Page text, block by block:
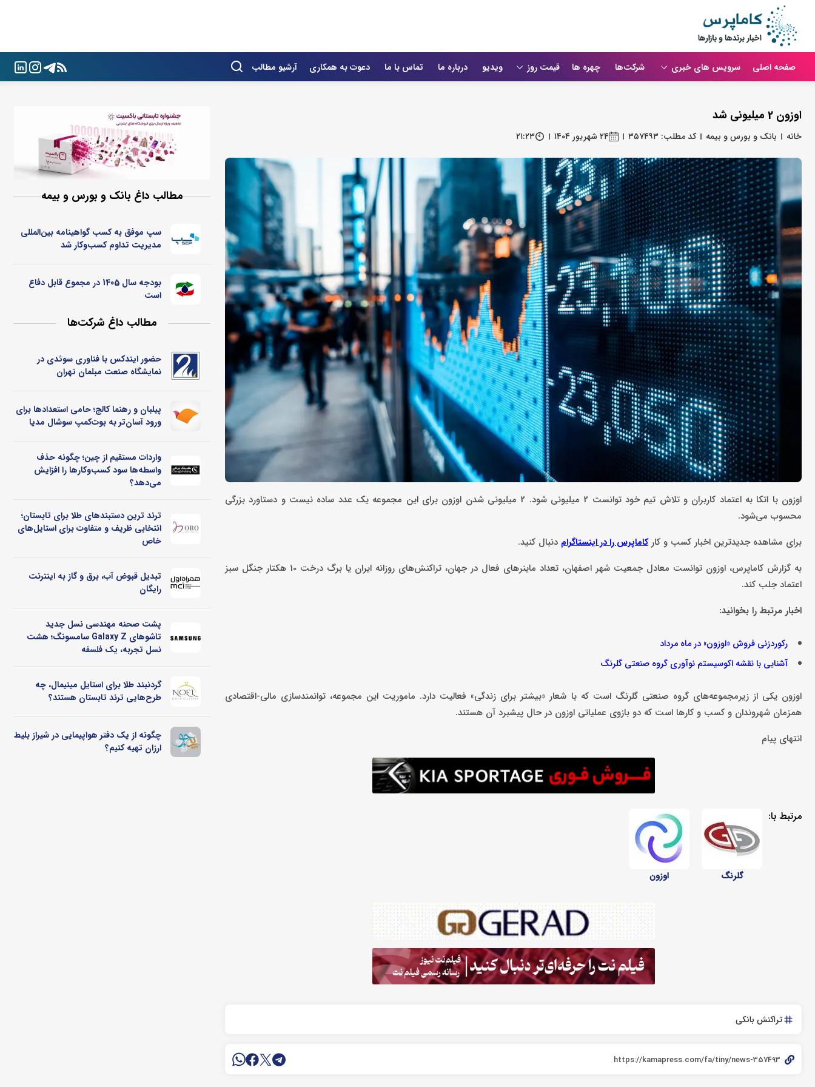
صفحه اصلی سرویس های خبری شرکت‌ها چهره ها قیمت روز ویدیو درباره ما تماس با ما دعوت به همکاری آرشیو مطالب
اوزون 2 میلیونی شد
خانه بانک و بورس و بیمه کد مطلب: ۳۵۷۴۹۳ ۲۴ شهریور ۱۴۰۴ ۲۱:۲۳
اوزون با اتکا به اعتماد کاربران و تلاش تیم خود توانست 2 میلیونی شود. 2 میلیونی شدن اوزون برای این مجموعه یک عدد ساده نیست و دستاورد بزرگی
محسوب می‌شود.
برای مشاهده جدیدترین اخبار کسب و کارکاماپرس را در اینستاگرام دنبال کنید.
به گزارش کاماپرس، اوزون توانست معادل جمعیت شهر اصفهان، تعداد ماینرهای فعال در جهان، تراکنش‌های روزانه ایران یا برگ درخت 10 هکتار جنگل سبز
اعتماد جلب کند.
اخبار مرتبط را بخوانید:
رکوردزنی فروش «اوزون» در ماه مرداد
آشنایی با نقشه اکوسیستم نوآوری گروه صنعتی گلرنگ
اوزون یکی از زیرمجموعه‌های گروه صنعتی گلرنگ است که با شعار «بیشتر برای زندگی» فعالیت دارد. ماموریت این مجموعه، توانمندسازی مالی-اقتصادی
همزمان شهروندان و کسب و کارها است که دو بازوی عملیاتی اوزون در حال پیشبرد آن هستند.
انتهای پیام
مرتبط با:
گلرنگ اوزون
تراکنش بانکی
مطالب داغ بانک و بورس و بیمه
سپ موفق به کسب گواهینامه بین‌المللی
مدیریت تداوم کسب‌و‌کار شد
بودجه سال 1405 در مجموع قابل دفاع
است
مطالب داغ شرکت‌ها
حضور ایندکس با فناوری سوئدی در
نمایشگاه صنعت مبلمان تهران
پیلبان و رهنما کالج؛ حامی استعدادها برای
ورود آسان‌تر به بوت‌کمپ سوشال مدیا
واردات مستقیم از چین؛ چگونه حذف
واسطه‌ها سود کسب‌وکارها را افزایش
می‌دهد؟
ترند ترین دستبندهای طلا برای تابستان؛
انتخابی ظریف و متفاوت برای استایل‌های
خاص
تبدیل قبوض آب، برق و گاز به اینترنت
رایگان
پشت صحنه مهندسی نسل جدید
تاشوهای Galaxy Z سامسونگ؛ هشت
نسل تجربه، یک فلسفه
گردنبند طلا برای استایل مینیمال، چه
طرح‌هایی ترند تابستان هستند؟
چگونه از یک دفتر هواپیمایی در شیراز بلیط
ارزان تهیه کنیم؟